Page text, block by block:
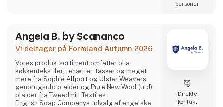
personer
Angela B. by Scananco
Vi deltager på Formland Autumn 2026
Vores produktsortiment omfatter bl.a.
køkkentekstiler, tehætter, tasker og meget
mere fra Sophie Allport og Ulster Weavers,
genbrugsuld plaider og Pure New Wool (uld)
plaider fra Tweedmill Textiles.
English Soap Companys udvalg af engelske
Direkte
kontakt